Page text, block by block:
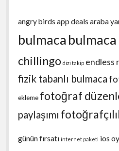
angry birds app deals araba
bulmaca
chillingo dizi takip endless
fizik tabanlı bulmaca
ekleme fotoğraf
paylaşımı
günün fırsatı internet paketi ios